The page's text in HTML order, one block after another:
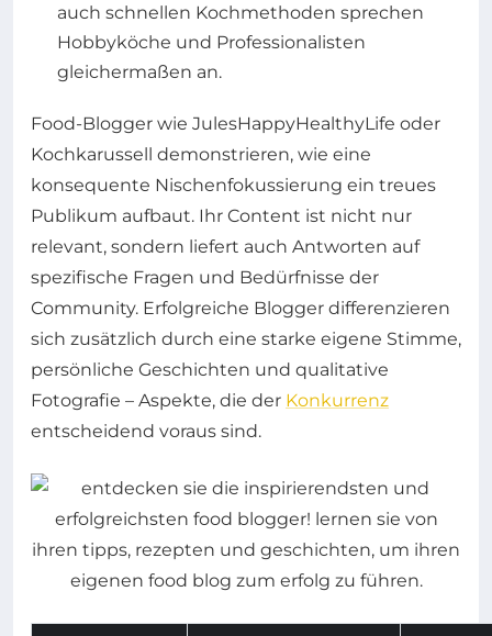
auch schnellen Kochmethoden sprechen
Hobbyköche und Professionalisten
gleichermaßen an.
Food-Blogger wie JulesHappyHealthyLife oder
Kochkarussell demonstrieren, wie eine
konsequente Nischenfokussierung ein treues
Publikum aufbaut. Ihr Content ist nicht nur
relevant, sondern liefert auch Antworten auf
spezifische Fragen und Bedürfnisse der
Community. Erfolgreiche Blogger differenzieren
sich zusätzlich durch eine starke eigene Stimme,
persönliche Geschichten und qualitative
Fotografie – Aspekte, die der Konkurrenz
entscheidend voraus sind.